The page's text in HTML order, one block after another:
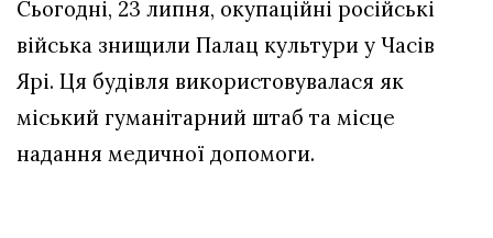
Сьогодні, 23 липня, окупаційні російські
війська знищили Палац культури у Часів
Ярі. Ця будівля використовувалася як
міський гуманітарний штаб та місце
надання медичної допомоги.